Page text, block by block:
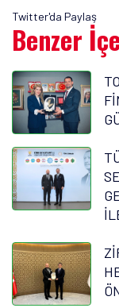
Twitter'da Paylaş
Benzer